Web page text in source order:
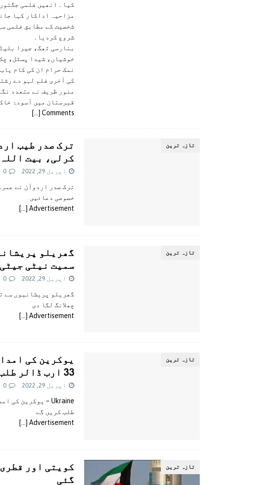
کیا۔ انھیں‌ فلمی
مزاحیہ اداکار کہا
شخصیت کے مطابق فلمی
شروع کردیا۔
بنارسی ٹھگ، جیرا
خوشیاں، شیدا پسٹل،
نمک حرام ان کی کام
کی آخری فلم لہو دے رشتے تھی جو 1980ء
منور ظریف نے متعدد
قبرستان میں آسودۂ خاک
Comments
[…]
تازہ ترين
ترک صدر طیب
کرلی، بیت
اپریل 29, 2022 0
ترک صدر اردوآن نے
خصوصی دعائیں
Advertisement
[…]
تازہ ترين
سمیت نیٹی
اپریل 29, 2022 0
چھلانگ لگا دی
Advertisement
[…]
تازہ ترين
یوکرین کی
33 ارب ڈالر طلب کریں گے
اپریل 29, 2022 0
طلب کریں گے
Advertisement
[…]
تازہ ترين
کویتی اور
گئی